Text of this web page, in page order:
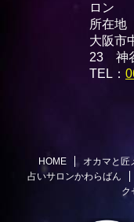
ロン
所在地
大阪市
23 神
TEL：
HOME オカマと匠
占いサロンかわらばん
ク